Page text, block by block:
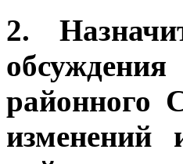
2.
районного
изменений